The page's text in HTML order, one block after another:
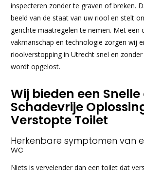
inspecteren zonder te graven of breken.
beeld van de staat van uw riool en stelt
gerichte maatregelen te nemen. Met een
vakmanschap en technologie zorgen wij
rioolverstopping in Utrecht snel en
wordt opgelost.
Wij bieden een Snelle
Schadevrije
Verstopte Toilet
Herkenbare symptomen van
wc
Niets is vervelender dan een toilet dat